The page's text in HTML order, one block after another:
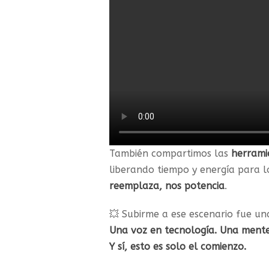
También compartimos las
liberando tiempo y energía para
reemplaza, nos potencia.
💥 Subirme a ese escenario fue
Una voz en tecnología. Una
Y sí, esto es solo el comienzo.